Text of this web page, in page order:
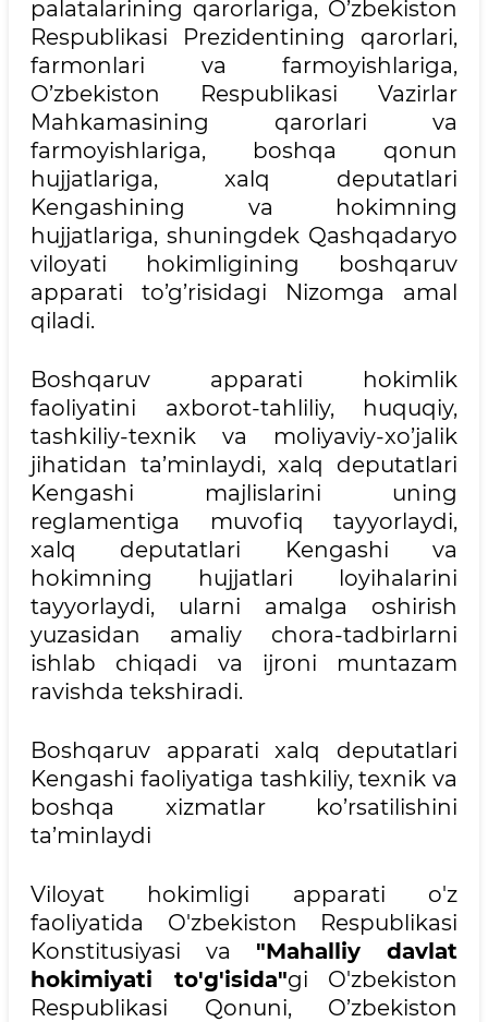
palatalarining qarorlariga, O’zbekiston
Respublikasi Prezidentining qarorlari,
farmonlari va farmoyishlariga,
O’zbekiston Respublikasi Vazirlar
Mahkamasining qarorlari va
farmoyishlariga, boshqa qonun
hujjatlariga, xalq deputatlari
Kengashining va hokimning
hujjatlariga, shuningdek Qashqadaryo
viloyati hokimligining boshqaruv
apparati to’g’risidagi Nizomga amal
qiladi.
Boshqaruv apparati hokimlik
faoliyatini axborot-tahliliy, huquqiy,
tashkiliy-texnik va moliyaviy-xo’jalik
jihatidan ta’minlaydi, xalq deputatlari
Kengashi majlislarini uning
reglamentiga muvofiq tayyorlaydi,
xalq deputatlari Kengashi va
hokimning hujjatlari loyihalarini
tayyorlaydi, ularni amalga oshirish
yuzasidan amaliy chora-tadbirlarni
ishlab chiqadi va ijroni muntazam
ravishda tekshiradi.
Boshqaruv apparati xalq deputatlari
Kengashi faoliyatiga tashkiliy, texnik va
boshqa xizmatlar ko’rsatilishini
ta’minlaydi
Viloyat hokimligi apparati o'z
faoliyatida O'zbekiston Respublikasi
Konstitusiyasi va "Mahalliy davlat
hokimiyati to'g'isida"gi O'zbekiston
Respublikasi Qonuni, O’zbekiston